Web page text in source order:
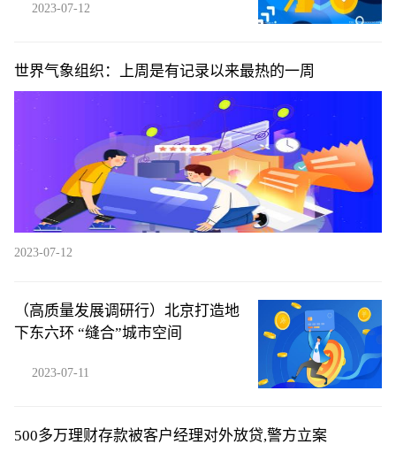
2023-07-12
世界气象组织：上周是有记录以来最热的一周
2023-07-12
（高质量发展调研行）北京打造地
下东六环 “缝合”城市空间
2023-07-11
500多万理财存款被客户经理对外放贷,警方立案